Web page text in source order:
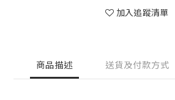
加入追蹤清單
商品描述 送貨及付款方式